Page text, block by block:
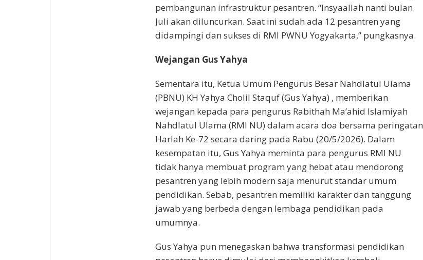
pembangunan infrastruktur pesantren. “Insyaallah nanti bulan
Juli akan diluncurkan. Saat ini sudah ada 12 pesantren yang
didampingi dan sukses di RMI PWNU Yogyakarta,” pungkasnya.
Wejangan Gus Yahya
Sementara itu, Ketua Umum Pengurus Besar Nahdlatul Ulama
(PBNU) KH Yahya Cholil Staquf (Gus Yahya) , memberikan
wejangan kepada para pengurus Rabithah Ma’ahid Islamiyah
Nahdlatul Ulama (RMI NU) dalam acara doa bersama peringatan
Harlah Ke-72 secara daring pada Rabu (20/5/2026). Dalam
kesempatan itu, Gus Yahya meminta para pengurus RMI NU
tidak hanya membuat program yang hebat atau mendorong
pesantren yang lebih modern saja menurut standar umum
pendidikan. Sebab, pesantren memiliki karakter dan tanggung
jawab yang berbeda dengan lembaga pendidikan pada
umumnya.
Gus Yahya pun menegaskan bahwa transformasi pendidikan